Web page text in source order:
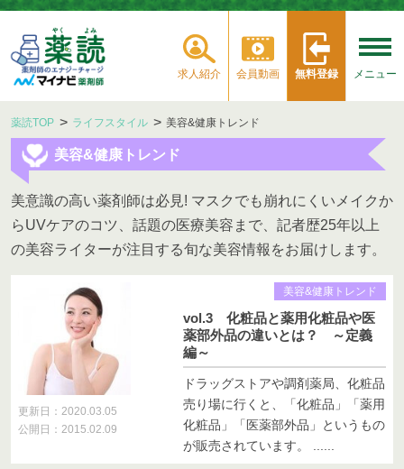
求人紹介 会員動画 無料登録 メニュー
薬読TOP ライフスタイル 美容&健康トレンド
美容&健康トレンド
美意識の高い薬剤師は必見! マスクでも崩れにくいメイクか
らUVケアのコツ、話題の医療美容まで、記者歴25年以上
の美容ライターが注目する旬な美容情報をお届けします。
更新日：2020.03.05
公開日：2015.02.09
美容&健康トレンド
vol.3 化粧品と薬用化粧品や医
薬部外品の違いとは？ ～定義
編～
ドラッグストアや調剤薬局、化粧品
売り場に行くと、「化粧品」「薬用
化粧品」「医薬部外品」というもの
が販売されています。 ......